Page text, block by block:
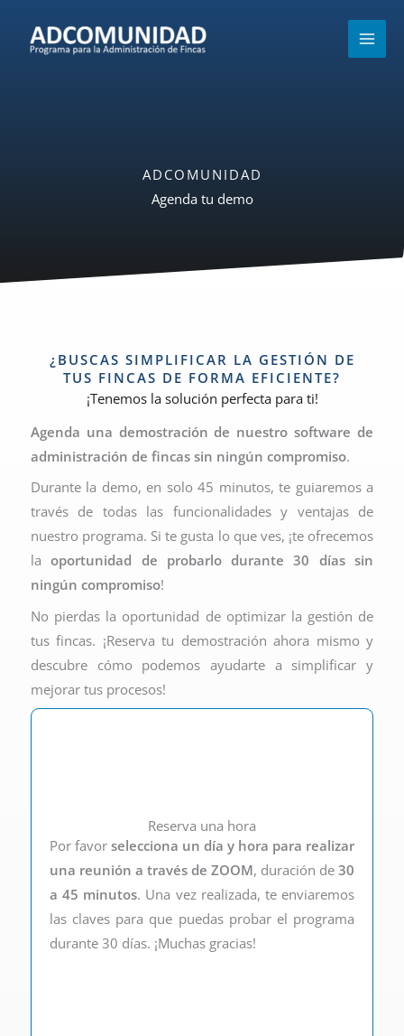
contenido
ADCOMUNIDAD
Agenda tu demo
¿BUSCAS SIMPLIFICAR LA GESTIÓN DE
TUS FINCAS DE FORMA EFICIENTE?
¡Tenemos la solución perfecta para ti!
Agenda una demostración de nuestro software de
administración de fincas sin ningún compromiso.
Durante la demo, en solo 45 minutos, te guiaremos a
través de todas las funcionalidades y ventajas de
nuestro programa. Si te gusta lo que ves, ¡te ofrecemos
la oportunidad de probarlo durante 30 días sin
ningún compromiso!
No pierdas la oportunidad de optimizar la gestión de
tus fincas. ¡Reserva tu demostración ahora mismo y
descubre cómo podemos ayudarte a simplificar y
mejorar tus procesos!
Reserva una hora
Por favor selecciona un día y hora para realizar
una reunión a través de ZOOM, duración de 30
a 45 minutos. Una vez realizada, te enviaremos
las claves para que puedas probar el programa
durante 30 días. ¡Muchas gracias!